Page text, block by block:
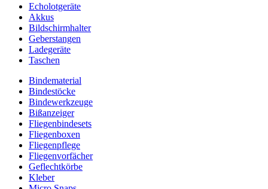
Echolotgeräte
Akkus
Bildschirmhalter
Geberstangen
Ladegeräte
Taschen
Bindematerial
Bindestöcke
Bindewerkzeuge
Bißanzeiger
Fliegenbindesets
Fliegenboxen
Fliegenpflege
Fliegenvorfächer
Geflechtkörbe
Kleber